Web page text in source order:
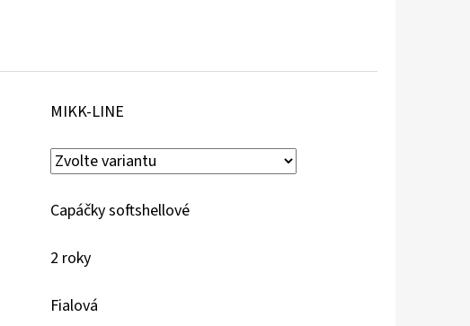
MIKK-LINE
Capáčky softshellové
2 roky
Fialová